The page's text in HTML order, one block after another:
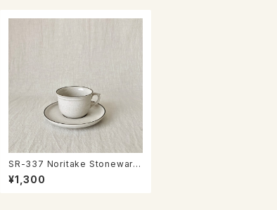
SR-337 Noritake Stoneware
カップ＆ソーサー
¥1,300